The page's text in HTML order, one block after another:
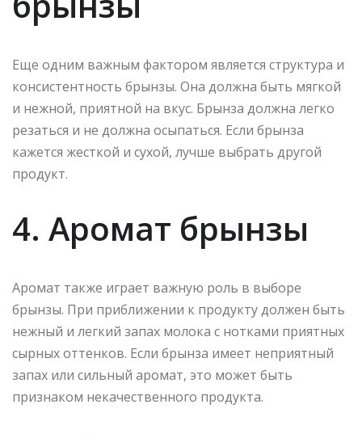
Еще одним важным фактором является структура и
консистентность брынзы. Она должна быть мягкой
и нежной, приятной на вкус. Брынза должна легко
резаться и не должна осыпаться. Если брынза
кажется жесткой и сухой, лучше выбрать другой
продукт.
4. Аромат брынзы
Аромат также играет важную роль в выборе
брынзы. При приближении к продукту должен быть
нежный и легкий запах молока с нотками приятных
сырных оттенков. Если брынза имеет неприятный
запах или сильный аромат, это может быть
признаком некачественного продукта.